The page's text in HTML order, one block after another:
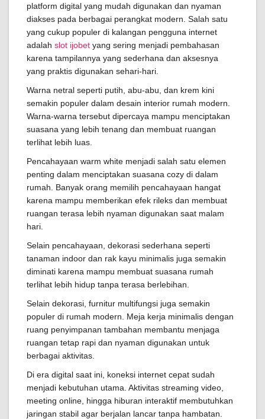
platform digital yang mudah digunakan dan nyaman
diakses pada berbagai perangkat modern. Salah satu
yang cukup populer di kalangan pengguna internet
adalah slot ijobet yang sering menjadi pembahasan
karena tampilannya yang sederhana dan aksesnya
yang praktis digunakan sehari-hari.
Warna netral seperti putih, abu-abu, dan krem kini
semakin populer dalam desain interior rumah modern.
Warna-warna tersebut dipercaya mampu menciptakan
suasana yang lebih tenang dan membuat ruangan
terlihat lebih luas.
Pencahayaan warm white menjadi salah satu elemen
penting dalam menciptakan suasana cozy di dalam
rumah. Banyak orang memilih pencahayaan hangat
karena mampu memberikan efek rileks dan membuat
ruangan terasa lebih nyaman digunakan saat malam
hari.
Selain pencahayaan, dekorasi sederhana seperti
tanaman indoor dan rak kayu minimalis juga semakin
diminati karena mampu membuat suasana rumah
terlihat lebih hidup tanpa terasa berlebihan.
Selain dekorasi, furnitur multifungsi juga semakin
populer di rumah modern. Meja kerja minimalis dengan
ruang penyimpanan tambahan membantu menjaga
ruangan tetap rapi dan nyaman digunakan untuk
berbagai aktivitas.
Di era digital saat ini, koneksi internet cepat sudah
menjadi kebutuhan utama. Aktivitas streaming video,
meeting online, hingga hiburan interaktif membutuhkan
jaringan stabil agar berjalan lancar tanpa hambatan.